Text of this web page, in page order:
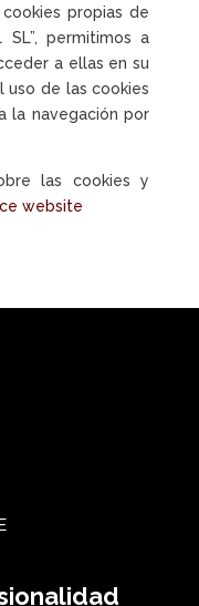
propias de
SL”, permitimos a
a ellas en su
uso de las cookies
la navegación por
las cookies y
website